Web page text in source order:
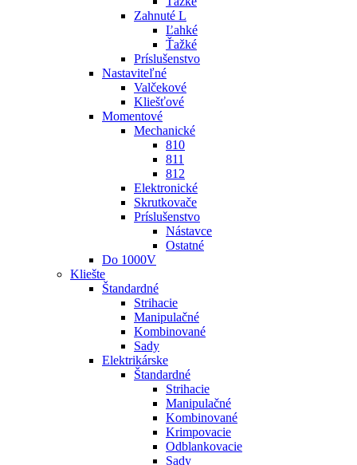
Zahnuté L
Ľahké
Ťažké
Príslušenstvo
Nastaviteľné
Valčekové
Kliešťové
Momentové
Mechanické
810
811
812
Elektronické
Skrutkovače
Príslušenstvo
Nástavce
Ostatné
Do 1000V
Kliešte
Štandardné
Strihacie
Manipulačné
Kombinované
Sady
Elektrikárske
Štandardné
Strihacie
Manipulačné
Kombinované
Krimpovacie
Odblankovacie
Sady